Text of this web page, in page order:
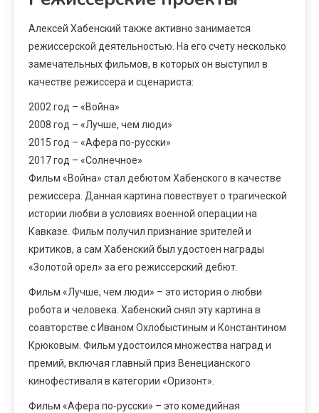
Алексей Хабенский также активно занимается
режиссерской деятельностью. На его счету несколько
замечательных фильмов, в которых он выступил в
качестве режиссера и сценариста:
2002 год – «Война»
2008 год – «Лучше, чем люди»
2015 год – «Афера по-русски»
2017 год – «Солнечное»
Фильм «Война» стал дебютом Хабенского в качестве
режиссера. Данная картина повествует о трагической
истории любви в условиях военной операции на
Кавказе. Фильм получил признание зрителей и
критиков, а сам Хабенский был удостоен награды
«Золотой орел» за его режиссерский дебют.
Фильм «Лучше, чем люди» – это история о любви
робота и человека. Хабенский снял эту картина в
соавторстве с Иваном Охлобыстиным и Константином
Крюковым. Фильм удостоился множества наград и
премий, включая главный приз Венецианского
кинофестиваля в категории «Оризонт».
Фильм «Афера по-русски» – это комедийная